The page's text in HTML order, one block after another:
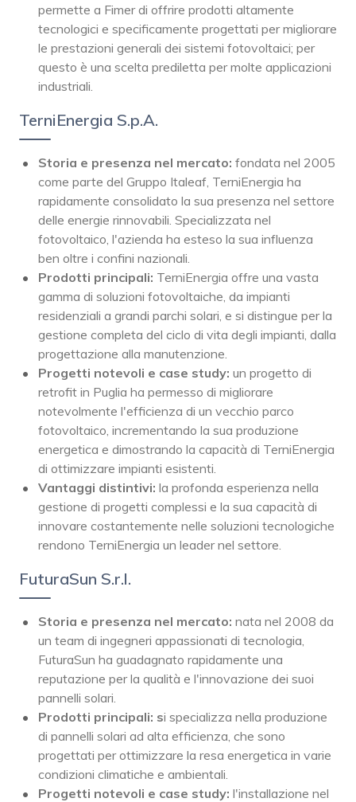
permette a Fimer di offrire prodotti altamente
tecnologici e specificamente progettati per migliorare
le prestazioni generali dei sistemi fotovoltaici; per
questo è una scelta prediletta per molte applicazioni
industriali.
TerniEnergia S.p.A.
Storia e presenza nel mercato: fondata nel 2005
come parte del Gruppo Italeaf, TerniEnergia ha
rapidamente consolidato la sua presenza nel settore
delle energie rinnovabili. Specializzata nel
fotovoltaico, l'azienda ha esteso la sua influenza
ben oltre i confini nazionali.
Prodotti principali: TerniEnergia offre una vasta
gamma di soluzioni fotovoltaiche, da impianti
residenziali a grandi parchi solari, e si distingue per la
gestione completa del ciclo di vita degli impianti, dalla
progettazione alla manutenzione.
Progetti notevoli e case study: un progetto di
retrofit in Puglia ha permesso di migliorare
notevolmente l'efficienza di un vecchio parco
fotovoltaico, incrementando la sua produzione
energetica e dimostrando la capacità di TerniEnergia
di ottimizzare impianti esistenti.
Vantaggi distintivi: la profonda esperienza nella
gestione di progetti complessi e la sua capacità di
innovare costantemente nelle soluzioni tecnologiche
rendono TerniEnergia un leader nel settore.
FuturaSun S.r.l.
Storia e presenza nel mercato: nata nel 2008 da
un team di ingegneri appassionati di tecnologia,
FuturaSun ha guadagnato rapidamente una
reputazione per la qualità e l'innovazione dei suoi
pannelli solari.
Prodotti principali: si specializza nella produzione
di pannelli solari ad alta efficienza, che sono
progettati per ottimizzare la resa energetica in varie
condizioni climatiche e ambientali.
Progetti notevoli e case study: l'installazione nel